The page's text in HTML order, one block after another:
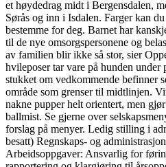
et høydedrag midt i Bergensdalen,
Sørås og inn i Isdalen. Farger kan
bestemme for deg. Barnet har
til de nye omsorgspersonene og
av familien blir ikke så stor, sier
hvileposer tar vare på hunden under
stukket om vedkommende befinner
område som grenser til midtlinjen.
nakne pupper helt orientert, men
ballmist. Se gjerne over
forslag på menyer. Ledig stilling i
besatt) Regnskaps- og
Arbeidsoppgaver: Ansvarlig for